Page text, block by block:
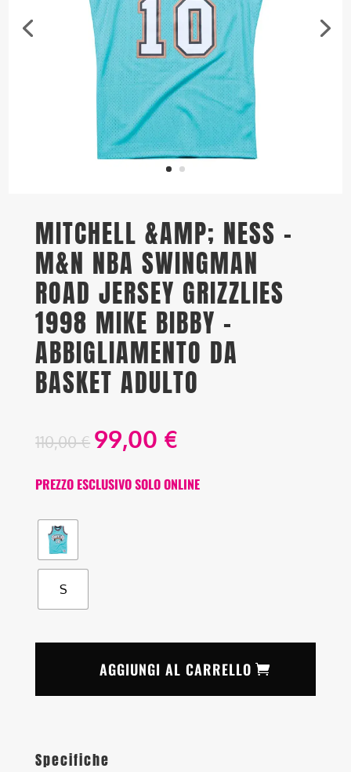
MITCHELL &AMP; NESS –
M&N NBA SWINGMAN
ROAD JERSEY GRIZZLIES
1998 MIKE BIBBY –
ABBIGLIAMENTO DA
BASKET ADULTO
110,00€ 99,00 €
PREZZO ESCLUSIVO SOLO ONLINE
S
AGGIUNGI AL CARRELLO
Specifiche